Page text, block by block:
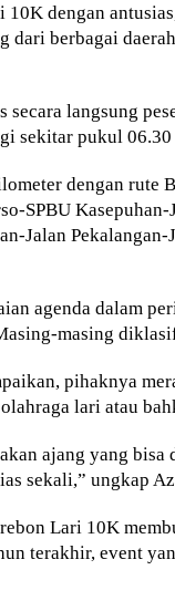
dengan
dari berbagai
langsung
sekitar pukul
dengan rute
SPBU
Jalan
agenda dalam
masing
pihaknya
lari atau
ajang yang
sekali,” ungkap
Lari 10K
terakhir, event